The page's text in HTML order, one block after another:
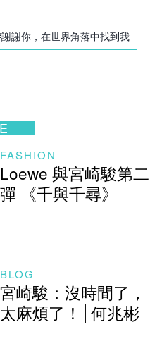
謝你，在世界角落中找到我
FASHION
Loewe 與宮崎駿第二
彈 《千與千尋》
BLOG
宮崎駿：沒時間了，
太麻煩了！│何兆彬